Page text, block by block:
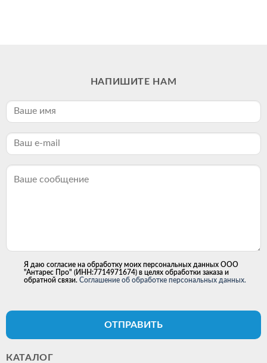
НАПИШИТЕ НАМ
Я даю согласие на обработку моих персональных данных ООО
"Антарес Про" (ИНН:7714971674) в целях обработки заказа и
обратной связи. Соглашение об обработке персональных данных.
ОТПРАВИТЬ
КАТАЛОГ